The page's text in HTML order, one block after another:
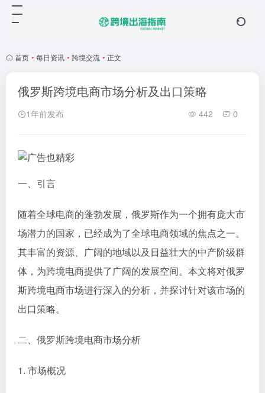
首页 • 每日资讯 • 跨境交流 • 正文
俄罗斯跨境电商市场分析及出口策略
1年前发布 442 0
一、引言
随着全球电商的蓬勃发展，俄罗斯作为一个拥有庞大市
场潜力的国家，已经成为了全球电商领域的焦点之一。
其丰富的资源、广阔的地域以及日益壮大的中产阶级群
体，为跨境电商提供了广阔的发展空间。本文将对俄罗
斯跨境电商市场进行深入的分析，并探讨针对该市场的
出口策略。
二、俄罗斯跨境电商市场分析
1. 市场概况